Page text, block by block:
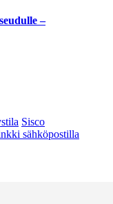
–
Sisco
sähköpostilla